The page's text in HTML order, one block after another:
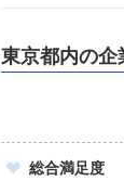
東京都内の企
総合満足度